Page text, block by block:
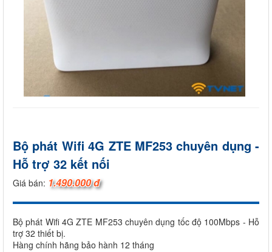
Bộ phát Wifi 4G ZTE MF253 chuyên dụng -
Hỗ trợ 32 kết nối
Giá bán: 1.490.000 đ
Bộ phát Wifi 4G ZTE MF253 chuyên dụng tốc độ 100Mbps - Hỗ
trợ 32 thiết bị.
Hàng chính hãng bảo hành 12 tháng